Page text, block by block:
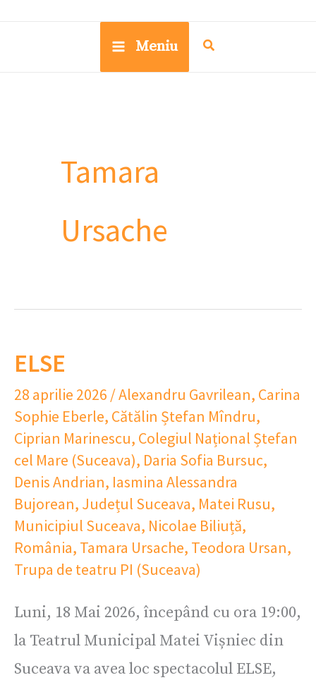
Meniu
Tamara
Ursache
ELSE
28 aprilie 2026 /Alexandru Gavrilean, Carina
Sophie Eberle, Cătălin Ștefan Mîndru,
Ciprian Marinescu, Colegiul Național Ștefan
cel Mare (Suceava), Daria Sofia Bursuc,
Denis Andrian, Iasmina Alessandra
Bujorean, Județul Suceava, Matei Rusu,
Municipiul Suceava, Nicolae Biliuță,
România, Tamara Ursache, Teodora Ursan,
Trupa de teatru PI (Suceava)
Luni, 18 Mai 2026, începând cu ora 19:00,
la Teatrul Municipal Matei Vișniec din
Suceava va avea loc spectacolul ELSE,